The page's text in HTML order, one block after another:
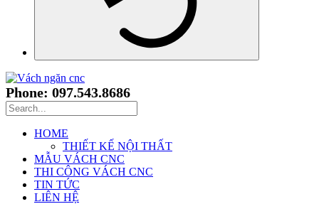
Phone: 097.543.8686
HOME
THIẾT KẾ NỘI THẤT
MẪU VÁCH CNC
THI CÔNG VÁCH CNC
TIN TỨC
LIÊN HỆ